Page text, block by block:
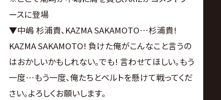
ースに登場
▼中嶋 杉浦貴､KAZMA SAKAMOTO…杉浦貴!
KAZMA SAKAMOTO! 負けた俺がこんなこと言うの
はおかしいかもしれない｡でも! 言わせてほしい｡もう
一度…もう一度､俺たちとベルトを懸けて戦ってくだ
さい｡よろしくお願いします。